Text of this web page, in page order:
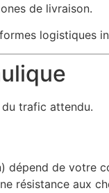
de livraison.
logistiques
du trafic attendu.
dépend de votre
résistance aux